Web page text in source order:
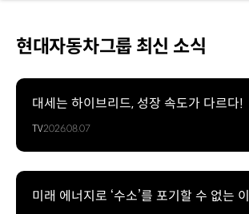
현대자동차그룹 최신 소식
대세는 하이브리드, 성장 속도가 다르다!
TV2026.08.07
미래 에너지로 ‘수소’를 포기할 수 없는